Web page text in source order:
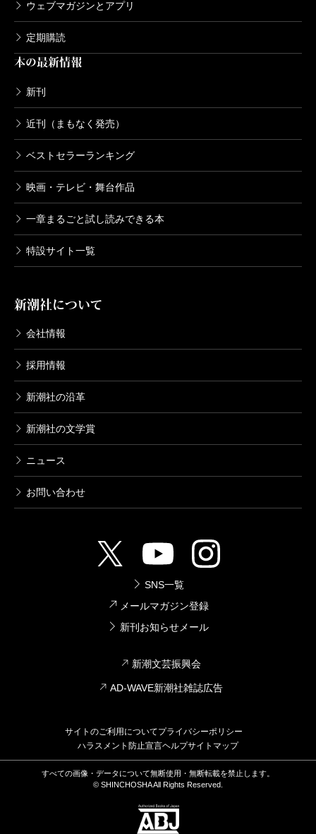
ウェブマガジンとアプリ
定期購読
本の最新情報
新刊
近刊（まもなく発売）
ベストセラーランキング
映画・テレビ・舞台作品
一章まるごと試し読みできる本
特設サイト一覧
新潮社について
会社情報
採用情報
新潮社の沿革
新潮社の文学賞
ニュース
お問い合わせ
SNS一覧
メールマガジン登録
新刊お知らせメール
新潮文芸振興会
AD-WAVE新潮社雑誌広告
サイトのご利用についてプライバシーポリシー
ハラスメント防止宣言ヘルプサイトマップ
すべての画像・データについて無断使用・無断転載を禁止します。
© SHINCHOSHA All Rights Reserved.